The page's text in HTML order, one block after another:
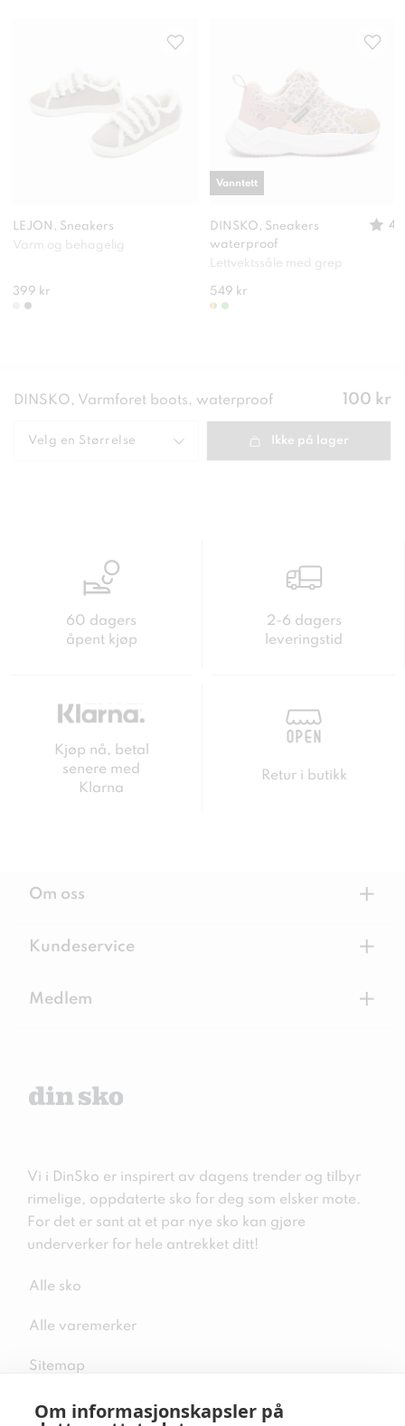
Om informasjonskapsler på
LEJON, Sneakers
Varm og behagelig
399 kr
DINSKO, Sneakers
waterproof
4
Lettvektssåle med grep
549 kr
Vanntett
DINSKO, Varmforet boots, waterproof Pris:
100 kr
Velg en Størrelse Ikke på lager
60 dagers
åpent kjøp
2-6 dagers
leveringstid
Kjøp nå, betal
senere med
Klarna
Retur i butikk
Om oss +
Kundeservice +
Medlem +
Vi i DinSko er inspirert av dagens trender og tilbyr
rimelige, oppdaterte sko for deg som elsker mote.
For det er sant at et par nye sko kan gjøre
underverker for hele antrekket ditt!
Alle sko
Alle varemerker
Sitemap